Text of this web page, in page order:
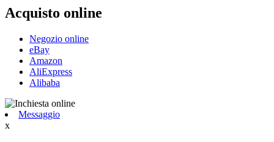
Acquisto online
Negozio online
eBay
Amazon
AliExpress
Alibaba
Messaggio
x